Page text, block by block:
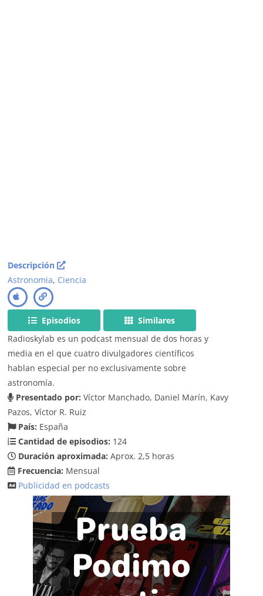
Descripción
Astronomia, Ciencia
Episodios
Similares
Radioskylab es un podcast mensual de dos horas y
media en el que cuatro divulgadores científicos
hablan especial per no exclusivamente sobre
astronomía.
Presentado por: Víctor Manchado, Daniel Marín, Kavy
Pazos, Víctor R. Ruiz
País: España
Cantidad de episodios: 124
Duración aproximada: Aprox. 2,5 horas
Frecuencia: Mensual
Publicidad en podcasts